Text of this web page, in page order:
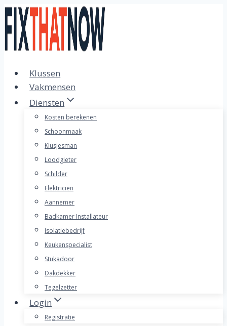
Doorgaan
naar
inhoud
Klussen
Vakmensen
Diensten
Kosten berekenen
Schoonmaak
Klusjesman
Loodgieter
Schilder
Elektricien
Aannemer
Badkamer Installateur
Isolatiebedrijf
Keukenspecialist
Stukadoor
Dakdekker
Tegelzetter
Login
Registratie